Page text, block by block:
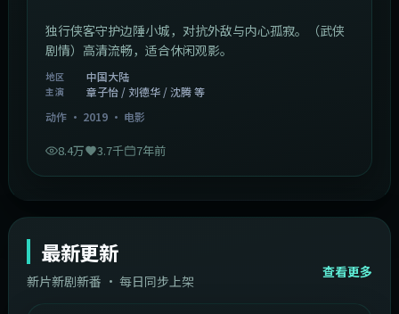
独行侠客守护边陲小城，对抗外敌与内心孤寂。（武侠
剧情）高清流畅，适合休闲观影。
地区 中国大陆
主演
章子怡 / 刘德华 / 沈腾 等
动作· 2019· 电影
8.4万 3.7千 7年前
最新更新
新片新剧新番 · 每日同步上架
查看更多
中国大陆 1:20:26